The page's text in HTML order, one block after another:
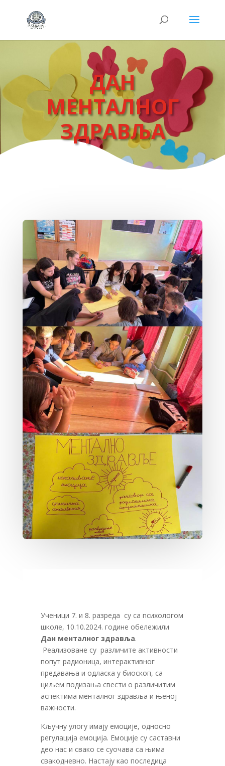
ДАН
МЕНТАЛНОГ
ЗДРАВЉА
Ученици 7. и 8. разреда су са психологом
школе, 10.10.2024. године обележили
Дан менталног здравља.
Реализоване су различите активности
попут радионица, интерактивног
предавања и одласка у биоскоп, са
циљем подизања свести о различитим
аспектима менталног здравља и њеној
важности.
Кључну улогу имају емоције, односно
регулација емоција. Емоције су саставни
део нас и свако се суочава са њима
свакодневно. Настају као последица